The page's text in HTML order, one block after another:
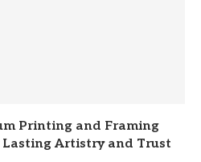
Printing and Framing
Lasting Artistry and Trust